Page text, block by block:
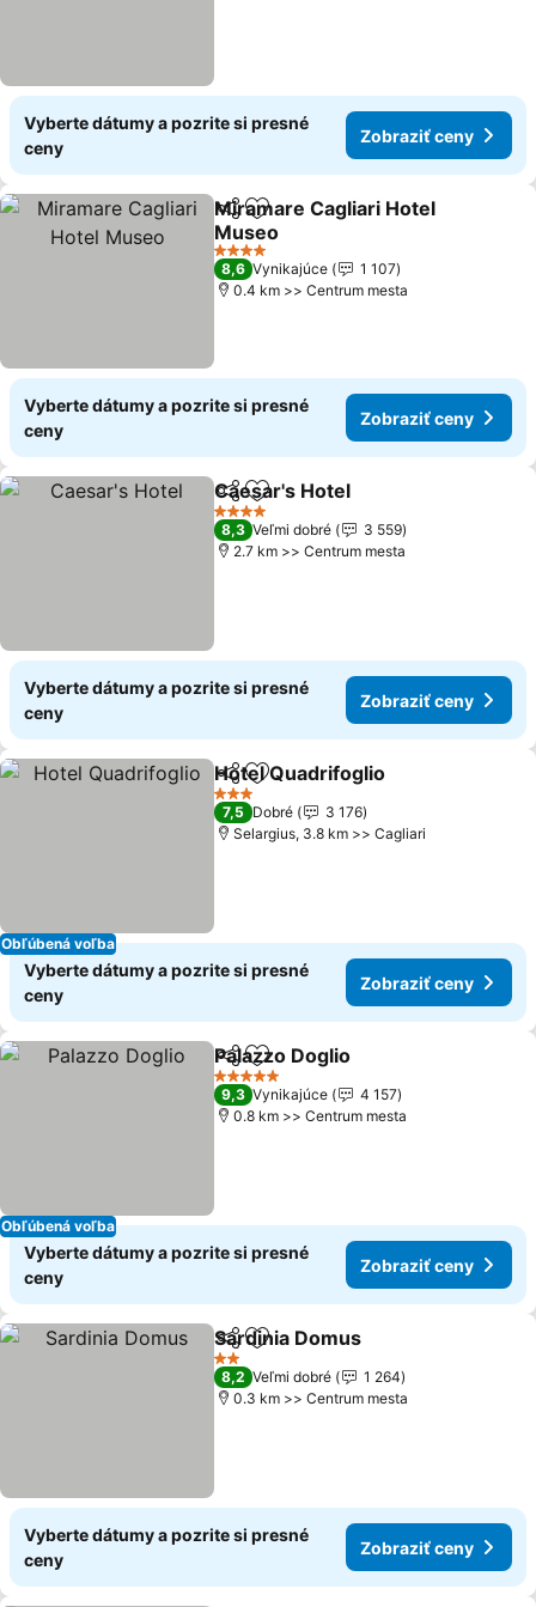
Vyberte dátumy a pozrite si presné
ceny
Zobraziť ceny
ZdieľaťPridať do obľúbených
Miramare Cagliari Hotel
Museo
4 Počet hviezdičiek
8,6 Vynikajúce
1 107
0.4 km >> Centrum mesta
Vyberte dátumy a pozrite si presné
ceny
Zobraziť ceny
ZdieľaťPridať do obľúbených
Caesar's Hotel
4 Počet hviezdičiek
8,3 Veľmi dobré
3 559
2.7 km >> Centrum mesta
Vyberte dátumy a pozrite si presné
ceny
Zobraziť ceny
Obľúbená voľba
ZdieľaťPridať do obľúbených
Hotel Quadrifoglio
3 Počet hviezdičiek
7,5 Dobré
3 176
Selargius, 3.8 km >> Cagliari
Vyberte dátumy a pozrite si presné
ceny
Zobraziť ceny
Obľúbená voľba
ZdieľaťPridať do obľúbených
Palazzo Doglio
5 Počet hviezdičiek
9,3 Vynikajúce
4 157
0.8 km >> Centrum mesta
Vyberte dátumy a pozrite si presné
ceny
Zobraziť ceny
ZdieľaťPridať do obľúbených
Sardinia Domus
2 Počet hviezdičiek
8,2 Veľmi dobré
1 264
0.3 km >> Centrum mesta
Vyberte dátumy a pozrite si presné
ceny
Zobraziť ceny